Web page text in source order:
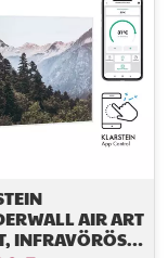
AIR ART
INFRAVÖRÖS